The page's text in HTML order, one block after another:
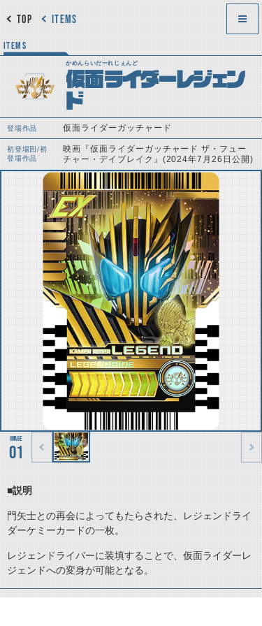
ITEMS
TOP
ITEMS
かめんらいだーれじぇんど
仮面ライダーレジェン
ド
登場作品 仮面ライダーガッチャード
初登場回/初
登場作品
映画『仮面ライダーガッチャード ザ・フュー
チャー・デイブレイク』(2024年7月26日公開)
01
■説明
門矢士との再会によってもたらされた、レジェンドライ
ダーケミーカードの一枚。
レジェンドライバーに装填することで、仮面ライダーレ
ジェンドへの変身が可能となる。